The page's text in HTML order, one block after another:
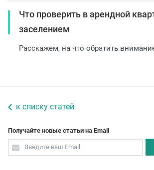
Что проверить в арендной
заселением
Расскажем, на что обратить
к списку статей
Получайте новые статьи на Email